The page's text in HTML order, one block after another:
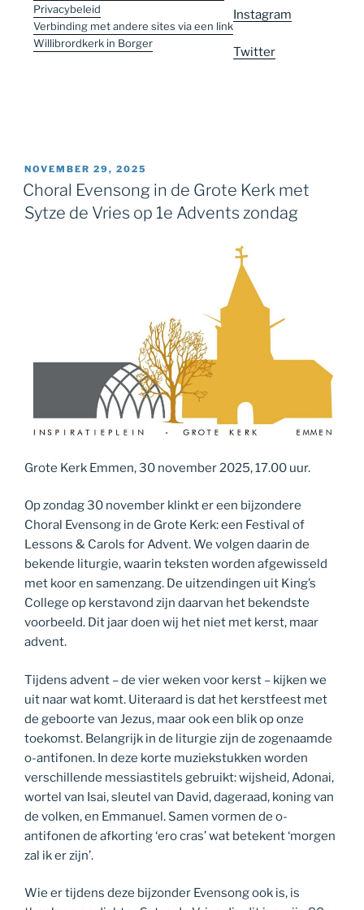
Privacybeleid
Verbinding met andere sites via een link
Willibrordkerk in Borger
Instagram
Twitter
GEPLAATST
OP
NOVEMBER 29, 2025
Choral Evensong in de Grote Kerk met
Sytze de Vries op 1e Advents zondag
Grote Kerk Emmen, 30 november 2025, 17.00 uur.
Op zondag 30 november klinkt er een bijzondere
Choral Evensong in de Grote Kerk: een Festival of
Lessons & Carols for Advent. We volgen daarin de
bekende liturgie, waarin teksten worden afgewisseld
met koor en samenzang. De uitzendingen uit King’s
College op kerstavond zijn daarvan het bekendste
voorbeeld. Dit jaar doen wij het niet met kerst, maar
advent.
Tijdens advent – de vier weken voor kerst – kijken we
uit naar wat komt. Uiteraard is dat het kerstfeest met
de geboorte van Jezus, maar ook een blik op onze
toekomst. Belangrijk in de liturgie zijn de zogenaamde
o-antifonen. In deze korte muziekstukken worden
verschillende messiastitels gebruikt: wijsheid, Adonai,
wortel van Isai, sleutel van David, dageraad, koning van
de volken, en Emmanuel. Samen vormen de o-
antifonen de afkorting ‘ero cras’ wat betekent ‘morgen
zal ik er zijn’.
Wie er tijdens deze bijzonder Evensong ook is, is